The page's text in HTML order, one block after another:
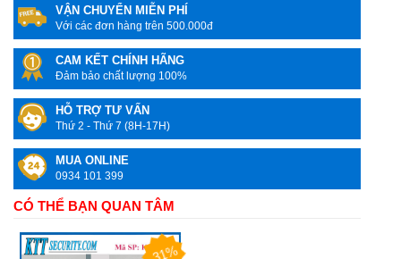
VẬN CHUYỂN MIỄN PHÍ
Với các đơn hàng trên 500.000đ
CAM KẾT CHÍNH HÃNG
Đảm bảo chất lượng 100%
HỖ TRỢ TƯ VẤN
Thứ 2 - Thứ 7 (8H-17H)
MUA ONLINE
0934 101 399
CÓ THỂ BẠN QUAN TÂM